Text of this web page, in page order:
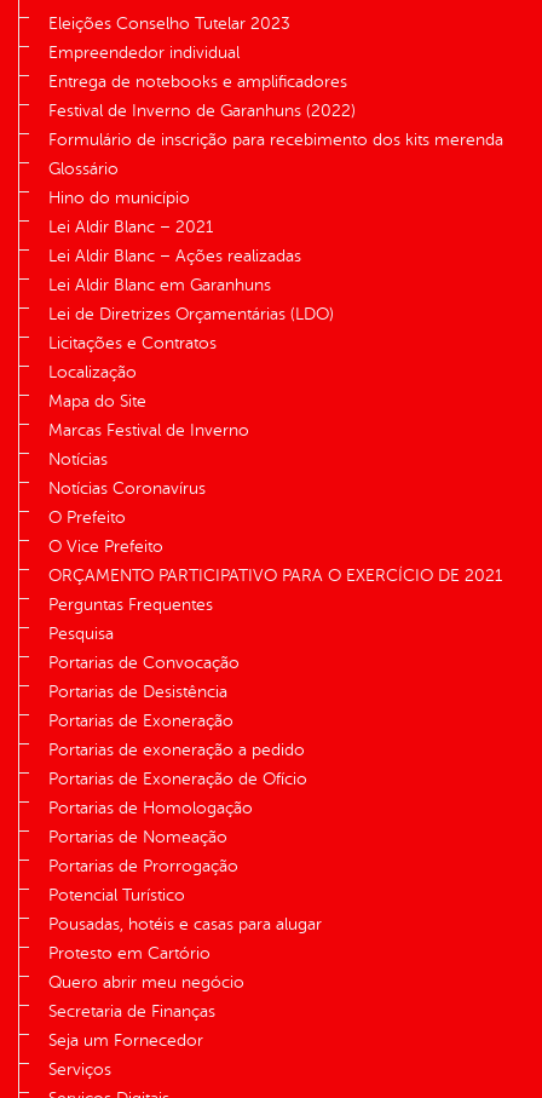
Eleições Conselho Tutelar 2023
Empreendedor individual
Entrega de notebooks e amplificadores
Festival de Inverno de Garanhuns (2022)
Formulário de inscrição para recebimento dos kits merenda
Glossário
Hino do município
Lei Aldir Blanc – 2021
Lei Aldir Blanc – Ações realizadas
Lei Aldir Blanc em Garanhuns
Lei de Diretrizes Orçamentárias (LDO)
Licitações e Contratos
Localização
Mapa do Site
Marcas Festival de Inverno
Notícias
Notícias Coronavírus
O Prefeito
O Vice Prefeito
ORÇAMENTO PARTICIPATIVO PARA O EXERCÍCIO DE 2021
Perguntas Frequentes
Pesquisa
Portarias de Convocação
Portarias de Desistência
Portarias de Exoneração
Portarias de exoneração a pedido
Portarias de Exoneração de Ofício
Portarias de Homologação
Portarias de Nomeação
Portarias de Prorrogação
Potencial Turístico
Pousadas, hotéis e casas para alugar
Protesto em Cartório
Quero abrir meu negócio
Secretaria de Finanças
Seja um Fornecedor
Serviços